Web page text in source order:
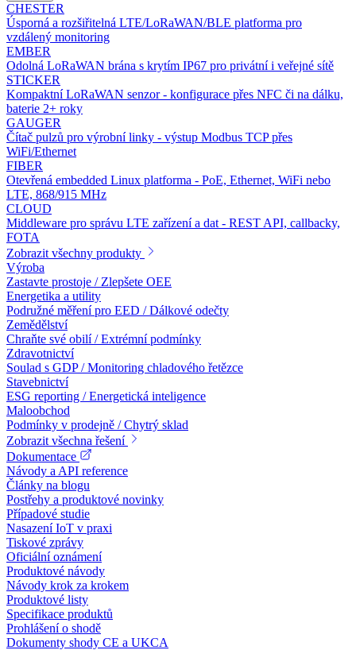
CHESTER
Úsporná a rozšiřitelná LTE/LoRaWAN/BLE platforma pro
vzdálený monitoring
EMBER
Odolná LoRaWAN brána s krytím IP67 pro privátní i veřejné sítě
STICKER
Kompaktní LoRaWAN senzor - konfigurace přes NFC či na dálku,
baterie 2+ roky
GAUGER
Čítač pulzů pro výrobní linky - výstup Modbus TCP přes
WiFi/Ethernet
FIBER
Otevřená embedded Linux platforma - PoE, Ethernet, WiFi nebo
LTE, 868/915 MHz
CLOUD
Middleware pro správu LTE zařízení a dat - REST API, callbacky,
FOTA
Zobrazit všechny produkty
Výroba
Zastavte prostoje / Zlepšete OEE
Energetika a utility
Podružné měření pro EED / Dálkové odečty
Zemědělství
Chraňte své obilí / Extrémní podmínky
Zdravotnictví
Soulad s GDP / Monitoring chladového řetězce
Stavebnictví
ESG reporting / Energetická inteligence
Maloobchod
Podmínky v prodejně / Chytrý sklad
Zobrazit všechna řešení
Dokumentace
Návody a API reference
Články na blogu
Postřehy a produktové novinky
Případové studie
Nasazení IoT v praxi
Tiskové zprávy
Oficiální oznámení
Produktové návody
Návody krok za krokem
Produktové listy
Specifikace produktů
Prohlášení o shodě
Dokumenty shody CE a UKCA